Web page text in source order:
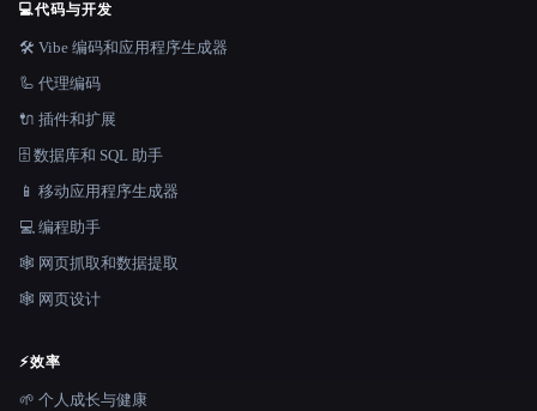
💻代码与开发
🛠️ Vibe 编码和应用程序生成器
🦾 代理编码
🔌 插件和扩展
🗄️ 数据库和 SQL 助手
📱 移动应用程序生成器
💻 编程助手
🕸️ 网页抓取和数据提取
🕸 网页设计
⚡效率
🌱 个人成长与健康